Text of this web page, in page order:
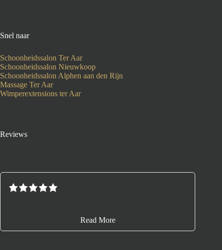
Snel naar
Schoonheidssalon Ter Aar
Schoonheidssalon Nieuwkoop
Schoonheidssalon Alphen aan den Rijn
Massage Ter Aar
Wimperextensions ter Aar
Reviews
Read More